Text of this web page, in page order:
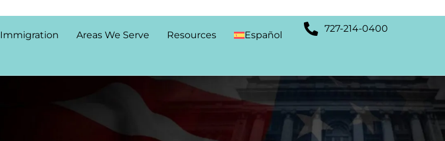
Immigration Areas We Serve Resources Español
727-214-0400